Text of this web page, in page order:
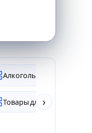
Алкоголь и табак
Товары для животных
›